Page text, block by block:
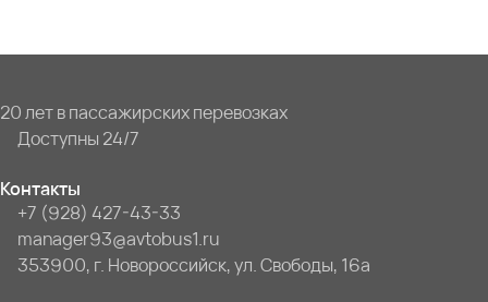
20 лет в пассажирских перевозках
Доступны 24/7
Контакты
+7 (928) 427-43-33
manager93@avtobus1.ru
353900, г. Новороссийск, ул. Свободы, 16а